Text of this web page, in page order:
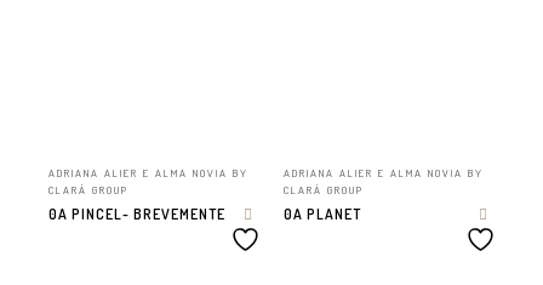
ADRIANA ALIER E ALMA NOVIA BY
CLARÁ GROUP
0A PINCEL- BREVEMENTE
ADRIANA ALIER E ALMA NOVIA BY
CLARÁ GROUP
0A PLANET